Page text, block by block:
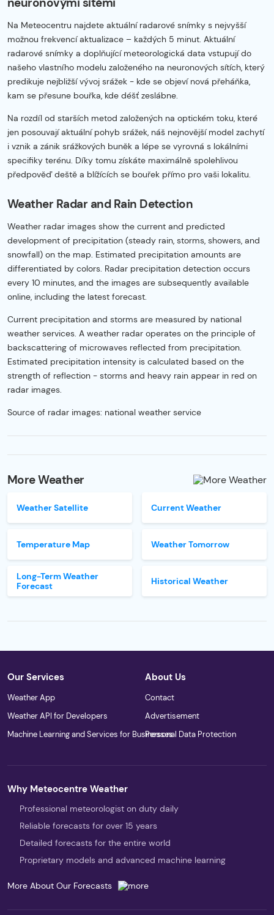
Na Meteocentru najdete aktuální radarové snímky s nejvyšší
možnou frekvencí aktualizace – každých 5 minut. Aktuální
radarové snímky a doplňující meteorologická data vstupují do
našeho vlastního modelu založeného na neuronových sítích, který
predikuje nejbližší vývoj srážek - kde se objeví nová přeháňka,
kam se přesune bouřka, kde déšť zeslábne.
Na rozdíl od starších metod založených na optickém toku, které
jen posouvají aktuální pohyb srážek, náš nejnovější model zachytí
i vznik a zánik srážkových buněk a lépe se vyrovná s lokálními
specifiky terénu. Díky tomu získáte maximálně spolehlivou
předpověď deště a blížících se bouřek přímo pro vaši lokalitu.
Weather Radar and Rain Detection
Weather radar images show the current and predicted
development of precipitation (steady rain, storms, showers, and
snowfall) on the map. Estimated precipitation amounts are
differentiated by colors. Radar precipitation detection occurs
every 10 minutes, and the images are subsequently available
online, including the latest forecast.
Current precipitation and storms are measured by national
weather services. A weather radar operates on the principle of
backscattering of microwaves reflected from precipitation.
Estimated precipitation intensity is calculated based on the
strength of reflection - storms and heavy rain appear in red on
radar images.
Source of radar images: national weather service
More Weather
Weather Satellite
Temperature Map
Long-Term Weather
Forecast
Current Weather
Weather Tomorrow
Historical Weather
Our Services
Weather App
Weather API for Developers
Machine Learning and Services for Businesses
About Us
Contact
Advertisement
Personal Data Protection
Why Meteocentre Weather
Professional meteorologist on duty daily
Reliable forecasts for over 15 years
Detailed forecasts for the entire world
Proprietary models and advanced machine learning
More About Our Forecasts